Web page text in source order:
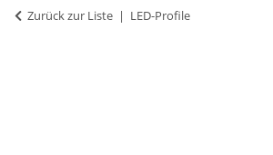
Zurück zur Liste LED-Profile